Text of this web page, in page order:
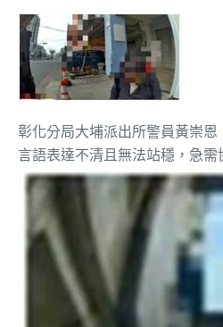
彰化分局大埔派出所警員黃崇
言語表達不清且無法站穩，急需